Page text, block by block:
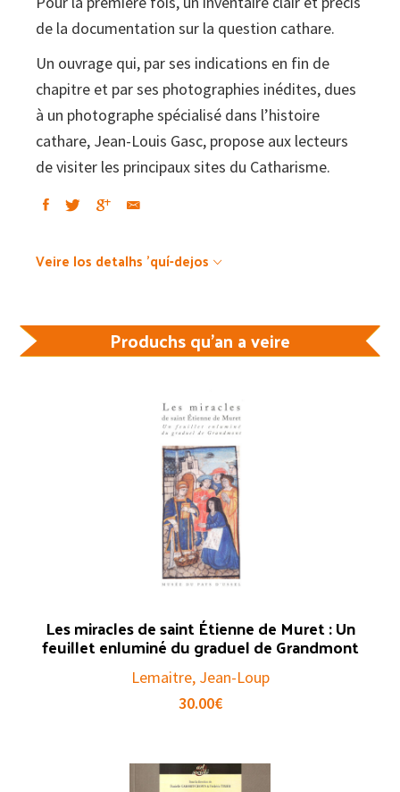
de la documentation sur la question cathare.
Un ouvrage qui, par ses indications en fin de
chapitre et par ses photographies inédites, dues
à un photographe spécialisé dans l’histoire
cathare, Jean-Louis Gasc, propose aux lecteurs
de visiter les principaux sites du Catharisme.
Veire los detalhs 'quí-dejos
Produchs qu'an a veire
Les miracles de saint Étienne de Muret : Un
feuillet enluminé du graduel de Grandmont
Lemaitre, Jean-Loup
30.00€